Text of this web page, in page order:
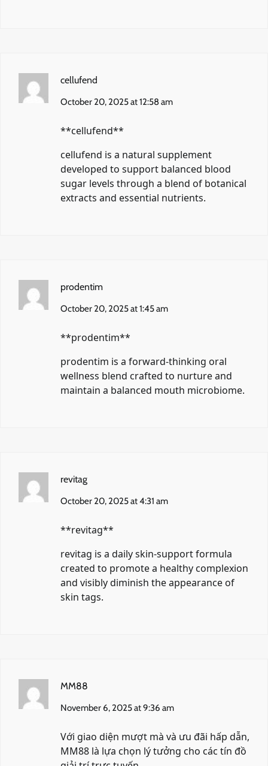
cellufend
October 20, 2025 at 12:58 am
** cellufend**
cellufend is a natural supplement
developed to support balanced blood
sugar levels through a blend of botanical
extracts and essential nutrients.
prodentim
October 20, 2025 at 1:45 am
** prodentim**
prodentim is a forward-thinking oral
wellness blend crafted to nurture and
maintain a balanced mouth microbiome.
revitag
October 20, 2025 at 4:31 am
** revitag**
revitag is a daily skin-support formula
created to promote a healthy complexion
and visibly diminish the appearance of
skin tags.
MM88
November 6, 2025 at 9:36 am
Với giao diện mượt mà và ưu đãi hấp dẫn,
MM88 là lựa chọn lý tưởng cho các tín đồ